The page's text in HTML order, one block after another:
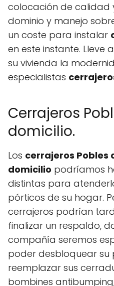
colocación de calidad
dominio y manejo
un coste para instalar
en este instante. Lleve
su vivienda la
especialistas
Cerrajeros
domicilio.
Los cerrajeros Pobles
domicilio podríamos
distintas para
pórticos de su hogar.
cerrajeros podrían
finalizar un respaldo,
compañía seremos
poder desbloquear
reemplazar sus
bombines